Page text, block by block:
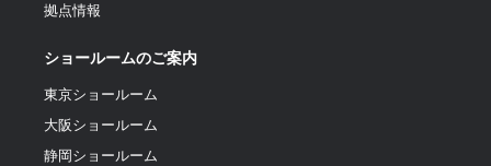
拠点情報
ショールームのご案内
東京ショールーム
大阪ショールーム
静岡ショールーム